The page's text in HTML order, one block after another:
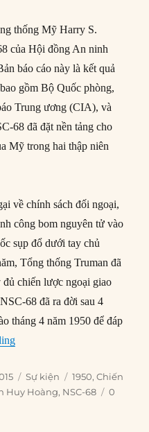
thống Mỹ Harry S.
của Hội đồng An ninh
báo cáo này là kết quả
gồm Bộ Quốc phòng,
Trung ương (CIA), và
68 đã đặt nền tảng cho
Mỹ trong hai thập niên
về chính sách đối ngoại,
công bom nguyên tử vào
sụp đổ dưới tay chủ
Tổng thống Truman đã
đủ chiến lược ngoại giao
68 đã ra đời sau 4
tháng 4 năm 1950 để đáp
“14/04/1950: Nền tảng
Categories
Sự kiện Tags
1950,Chiến
Huy Hoàng, NSC-68
0